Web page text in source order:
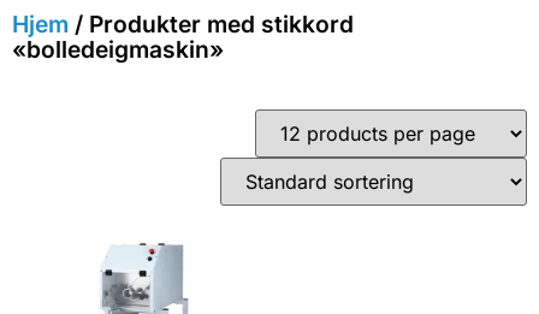
Hjem / Produkter med stikkord
«bolledeigmaskin»